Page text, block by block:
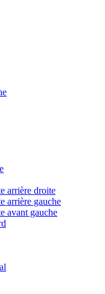
arrière droite
arrière gauche
avant gauche